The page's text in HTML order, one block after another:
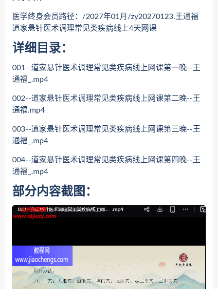
医学终身会员路径：/2027年01月/zy20270123.王通福
道家悬针医术调理常见类疾病线上4天网课
详细目录：
001--道家悬针医术调理常见类疾病线上网课第一晚--王
通福_.mp4
002--道家悬针医术调理常见类疾病线上网课第二晚--王
通福.mp4
003--道家悬针医术调理常见类疾病线上网课第三晚--王
通福_.mp4
004--道家悬针医术调理常见类疾病线上网课第四晚--王
通福_.mp4
部分内容截图：